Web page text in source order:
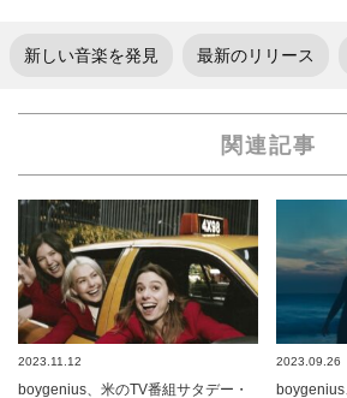
新しい音楽を発見 最新のリリース
関連記事
2023.11.12
boygenius、米のTV番組サタデー・
2023.09.26